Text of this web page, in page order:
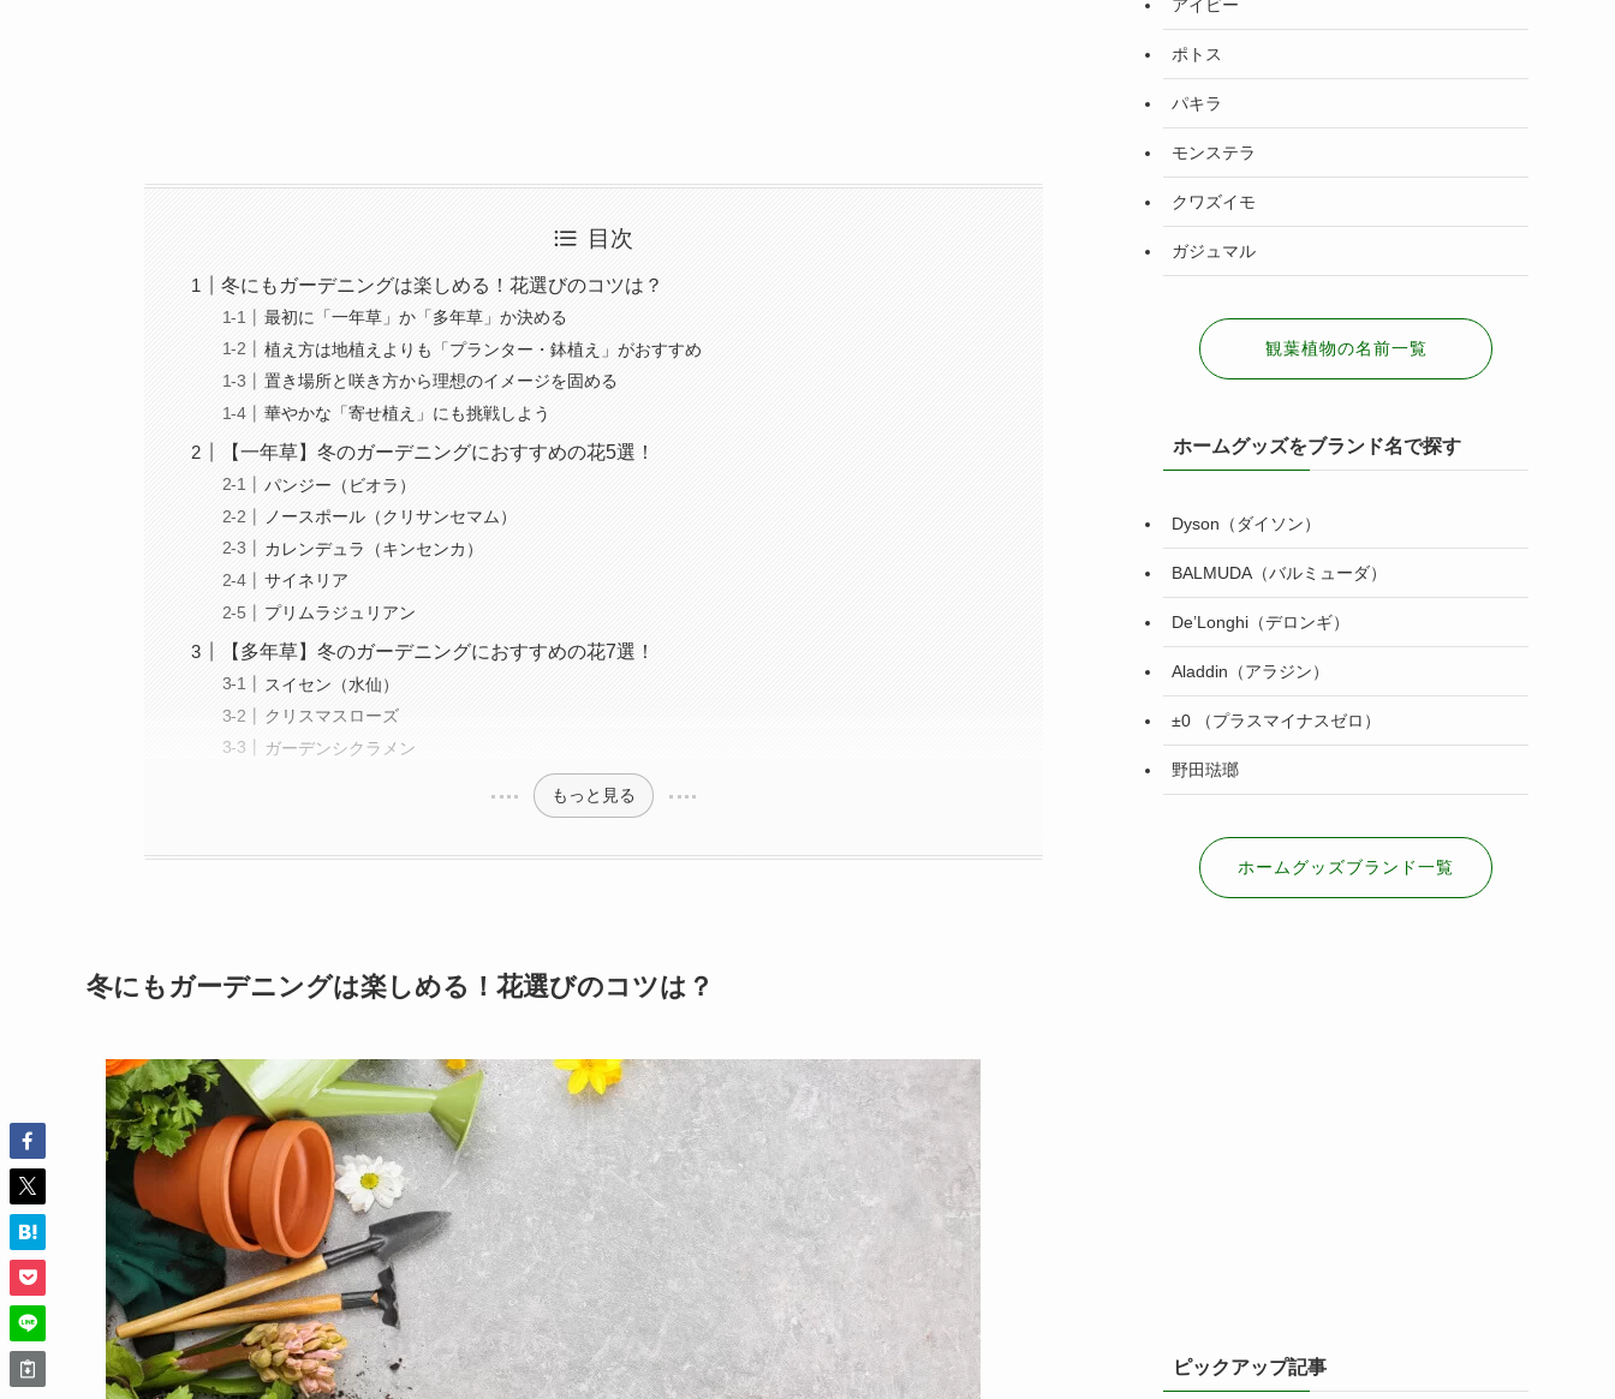
目次
冬にもガーデニングは楽しめる！花選びのコツは？
最初に「一年草」か「多年草」か決める
植え方は地植えよりも「プランター・鉢植え」がおすすめ
置き場所と咲き方から理想のイメージを固める
華やかな「寄せ植え」にも挑戦しよう
【一年草】冬のガーデニングにおすすめの花5選！
パンジー（ビオラ）
ノースポール（クリサンセマム）
カレンデュラ（キンセンカ）
サイネリア
プリムラジュリアン
【多年草】冬のガーデニングにおすすめの花7選！
スイセン（水仙）
クリスマスローズ
ガーデンシクラメン
もっと見る
冬にもガーデニングは楽しめる！花選びのコツは？
アイビー
ポトス
パキラ
モンステラ
クワズイモ
ガジュマル
観葉植物の名前一覧
ホームグッズをブランド名で探す
Dyson（ダイソン）
BALMUDA（バルミューダ）
De’Longhi（デロンギ）
Aladdin（アラジン）
±0 （プラスマイナスゼロ）
野田琺瑯
ホームグッズブランド一覧
ピックアップ記事